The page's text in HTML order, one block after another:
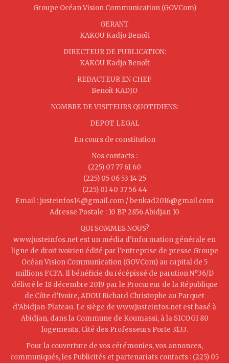
Groupe Océan Vision Communication (GOVCom)
GERANT
KAKOU Kadjo Benoît
DIRECTEUR DE PUBLICATION:
KAKOU Kadjo Benoît
REDACTEUR EN CHEF
Benoît KADJO
NOMBRE DE VISITEURS QUOTIDIENS:
DEPOT LEGAL
En cours de constitution
Nos contacts :
(225) 07 77 61 60
(225) 05 06 53 14 25
(225) 01 40 37 56 44
Email : justeinfos14@gmail.com / benkad2016@gmail.com
Adresse Postale : 10 BP 2856 Abidjan 10
QUI SOMMES NOUS?
www.justeinfos.net est un média d'information générale en
ligne de droit ivoirien édité par l’entreprise de presse Groupe
Océan Vision Communication (GOVCom) au capital de 5
millions FCFA. Il bénéficie du récépissé de parution N°36/D
délivré le 18 décembre 2019 par le Procureur de la République
de Côte d’Ivoire, ADOU Richard Christophe au Parquet
d’Abidjan-Plateau. Le siège de www.justeinfos.net est basé à
Abidjan, dans la Commune de Koumassi, à la SICOGI 80
logements, Cité des Professeurs Porte 3133.
Pour la couverture de vos cérémonies, vos annonces,
communiqués, les Publicités et partenariats contacts : (225) 05